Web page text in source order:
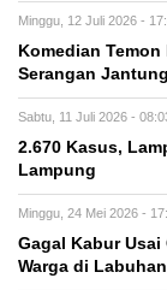
Minggu, 12 Juli 2026 -
Komedian
Serangan Jantung
Sabtu, 11 Juli 2026 -
2.670 Kasus,
Lampung
Minggu, 24 Mei 2026 -
Gagal Kabur
Warga di